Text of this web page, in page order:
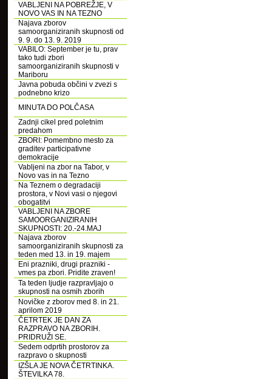
VABLJENI NA POBREŽJE, V
NOVO VAS IN NA TEZNO
Najava zborov
samoorganiziranih skupnosti od
9. 9. do 13. 9. 2019
VABILO: September je tu, prav
tako tudi zbori
samoorganiziranih skupnosti v
Mariboru
Javna pobuda občini v zvezi s
podnebno krizo
MINUTA DO POLČASA
Zadnji cikel pred poletnim
predahom
ZBORI: Pomembno mesto za
graditev participativne
demokracije
Vabljeni na zbor na Tabor, v
Novo vas in na Tezno
Na Teznem o degradaciji
prostora, v Novi vasi o njegovi
obogatitvi
VABLJENI NA ZBORE
SAMOORGANIZIRANIH
SKUPNOSTI: 20.-24.MAJ
Najava zborov
samoorganiziranih skupnosti za
teden med 13. in 19. majem
Eni prazniki, drugi prazniki -
vmes pa zbori. Pridite zraven!
Ta teden ljudje razpravljajo o
skupnosti na osmih zborih
Novičke z zborov med 8. in 21.
aprilom 2019
ČETRTEK JE DAN ZA
RAZPRAVO NA ZBORIH.
PRIDRUŽI SE.
Sedem odprtih prostorov za
razpravo o skupnosti
IZŠLA JE NOVA ČETRTINKA.
ŠTEVILKA 78.